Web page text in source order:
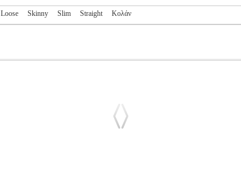
Loose Skinny Slim Straight Κολάν